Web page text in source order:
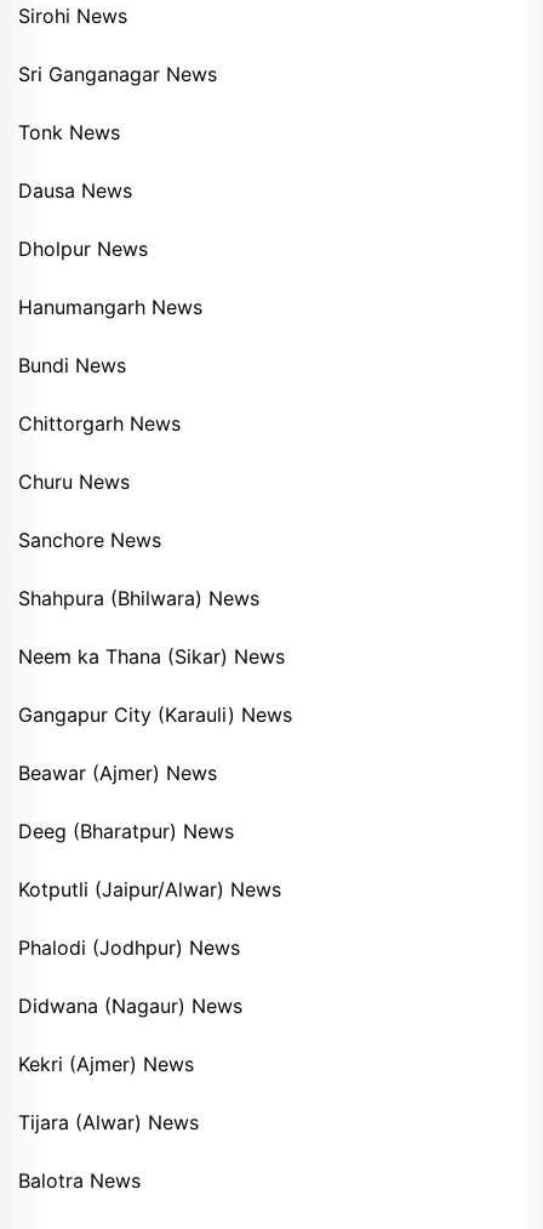
Sirohi News
Sri Ganganagar News
Tonk News
Dausa News
Dholpur News
Hanumangarh News
Bundi News
Chittorgarh News
Churu News
Sanchore News
Shahpura (Bhilwara) News
Neem ka Thana (Sikar) News
Gangapur City (Karauli) News
Beawar (Ajmer) News
Deeg (Bharatpur) News
Kotputli (Jaipur/Alwar) News
Phalodi (Jodhpur) News
Didwana (Nagaur) News
Kekri (Ajmer) News
Tijara (Alwar) News
Balotra News